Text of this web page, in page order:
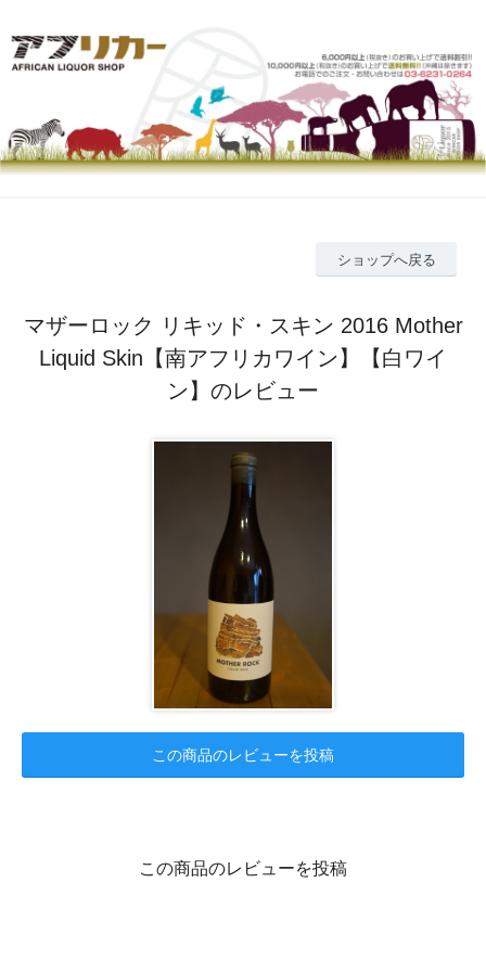
ショップへ戻る
マザーロック リキッド・スキン 2016 Mother
Liquid Skin【南アフリカワイン】【白ワイ
ン】のレビュー
この商品のレビューを投稿
この商品のレビューを投稿